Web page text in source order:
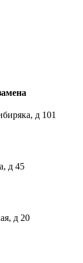
д 101
д 45
д 20